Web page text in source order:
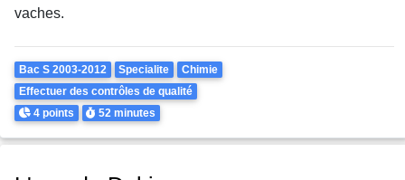
vaches.
Theme
Bac S 2003-2012 Specialite
Chimie
Effectuer des contrôles de qualité
Points
4 points Durée
52 minutes